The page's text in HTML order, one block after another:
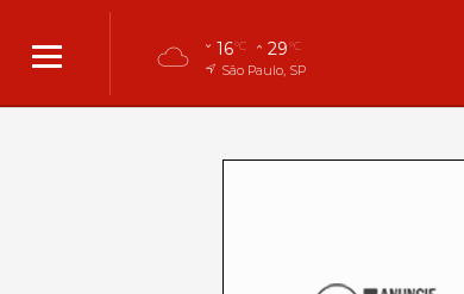
16°C 29°C
São Paulo, SP